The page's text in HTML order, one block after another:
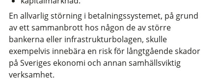
En allvarlig störning i betalningssystemet, på grund
av ett sammanbrott hos någon de av större
bankerna eller infrastrukturbolagen, skulle
exempelvis innebära en risk för långtgående skador
på Sveriges ekonomi och annan samhällsviktig
verksamhet.